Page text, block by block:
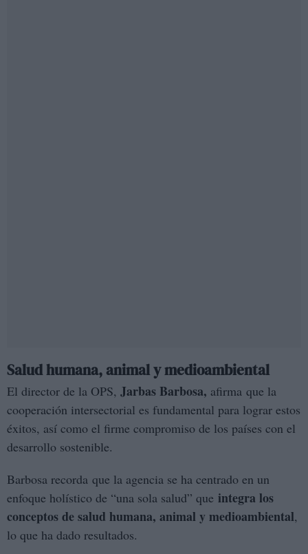
Salud humana, animal y medioambiental
El director de la OPS, Jarbas Barbosa, afirma que la
cooperación intersectorial es fundamental para lograr estos
éxitos, así como el firme compromiso de los países con el
desarrollo sostenible.
Barbosa recorda que la agencia se ha centrado en un
enfoque holístico de “una sola salud” que integra los
conceptos de salud humana, animal y medioambiental,
lo que ha dado resultados.